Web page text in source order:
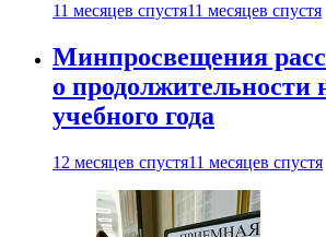
11 месяцев спустя11 месяцев спустя
Минпросвещения
о продолжительности
учебного года
12 месяцев спустя11 месяцев спустя